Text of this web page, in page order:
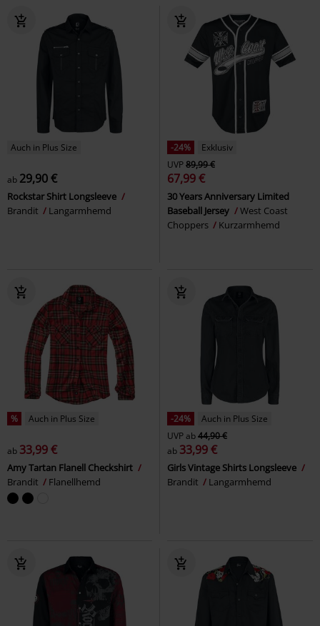
Auch in Plus Size
ab 29,90 €
Rockstar Shirt Longsleeve
Brandit
Langarmhemd
-24%
Exklusiv
UVP89,99 €
67,99 €
30 Years Anniversary Limited
Baseball Jersey
West Coast
Choppers
Kurzarmhemd
% Auch in Plus Size
ab 33,99 €
Amy Tartan Flanell Checkshirt
Brandit
Flanellhemd
-24%
Auch in Plus Size
UVPab44,90 €
ab 33,99 €
Girls Vintage Shirts Longsleeve
Brandit
Langarmhemd